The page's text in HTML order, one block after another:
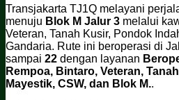
Transjakarta TJ1Q melayani
menuju Blok M Jalur 3 melalui
Veteran, Tanah Kusir, Pondok
Gandaria. Rute ini beroperasi di
sampai 22 dengan layanan
Rempoa, Bintaro, Veteran,
Mayestik, CSW, dan Blok M..